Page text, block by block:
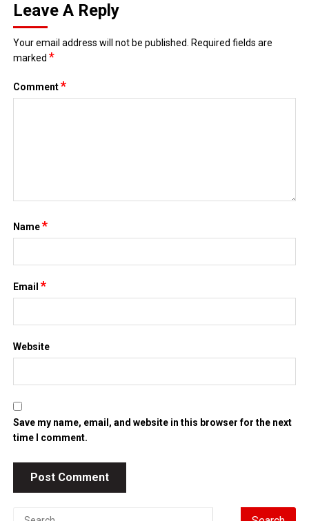
Leave A Reply
Your email address will not be published. Required fields are
marked*
Comment*
Name*
Email*
Website
Save my name, email, and website in this browser for the next
time I comment.
Search